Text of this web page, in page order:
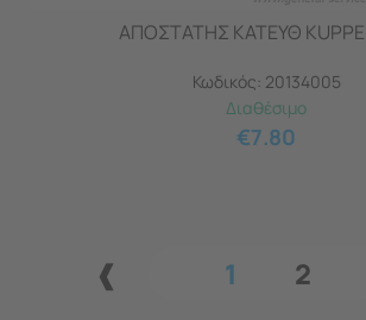
ΑΠΟΣΤΑΤΗΣ ΚΑΤΕΥΘ
Κωδικός: 20134005
Διαθέσιμο
€7.80
1 2